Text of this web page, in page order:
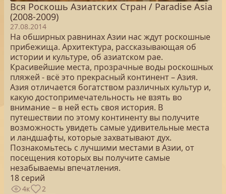
Вся Роскошь Азиатских Стран / Paradise Asia
(2008-2009)
27.08.2014
На обширных равнинах Азии нас ждут роскошные
прибежища. Архитектура, рассказывающая об
истории и культуре, об азиатском рае.
Красивейшие места, прозрачные воды роскошных
пляжей - всё это прекрасный континент – Азия.
Азия отличается богатством различных культур и,
какую достопримечательность не взять во
внимание – в ней есть своя история. В
путешествии по этому континенту вы получите
возможность увидеть самые удивительные места
и ландшафты, которые захватывают дух.
Познакомьтесь с лучшими местами в Азии, от
посещения которых вы получите самые
незабываемы впечатления.
18 серий
4к 2